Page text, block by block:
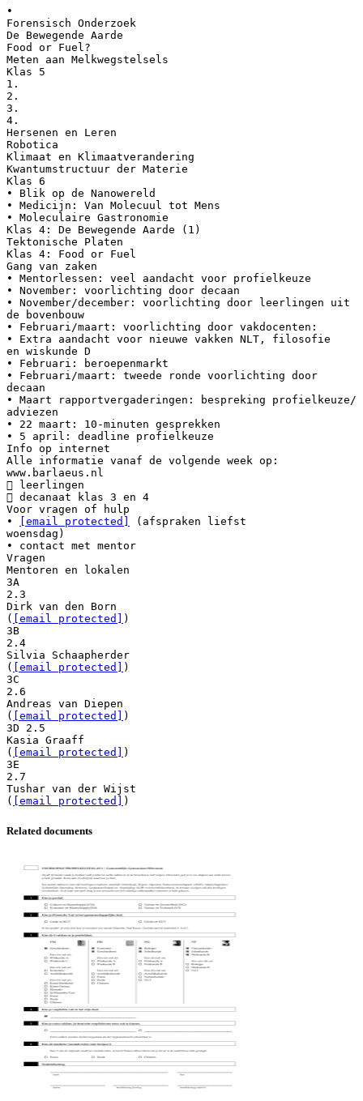
•
Forensisch Onderzoek
De Bewegende Aarde
Food or Fuel?
Meten aan Melkwegstelsels
Klas 5
1.
2.
3.
4.
Hersenen en Leren
Robotica
Klimaat en Klimaatverandering
Kwantumstructuur der Materie
Klas 6
• Blik op de Nanowereld
• Medicijn: Van Molecuul tot Mens
• Moleculaire Gastronomie
Klas 4: De Bewegende Aarde (1)
Tektonische Platen
Klas 4: Food or Fuel
Gang van zaken
• Mentorlessen: veel aandacht voor profielkeuze
• November: voorlichting door decaan
• November/december: voorlichting door leerlingen uit
de bovenbouw
• Februari/maart: voorlichting door vakdocenten:
• Extra aandacht voor nieuwe vakken NLT, filosofie
en wiskunde D
• Februari: beroepenmarkt
• Februari/maart: tweede ronde voorlichting door
decaan
• Maart rapportvergaderingen: bespreking profielkeuze/
adviezen
• 22 maart: 10-minuten gesprekken
• 5 april: deadline profielkeuze
Info op internet
Alle informatie vanaf de volgende week op:
www.barlaeus.nl
 leerlingen
 decanaat klas 3 en 4
Voor vragen of hulp
•
[email protected]
(afspraken liefst
woensdag)
• contact met mentor
Vragen
Mentoren en lokalen
3A
2.3
Dirk van den Born
(
[email protected]
)
3B
2.4
Silvia Schaapherder
(
[email protected]
)
3C
2.6
Andreas van Diepen
(
[email protected]
)
3D 2.5
Kasia Graaff
(
[email protected]
)
3E
2.7
Tushar van der Wijst
(
[email protected]
Related documents